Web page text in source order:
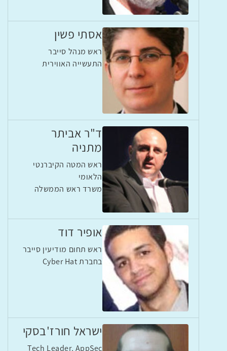
אסתי פשין
ראש מנהל סייבר
התעשייה האווירית
ד"ר אביתר
מתניה
ראש המטה הקיברנטי
הלאומי
משרד ראש הממשלה
אופיר דוד
ראש תחום מודיעין סייבר
בחברת Cyber Hat
ישראל חורז'בסקי
Tech Leader, AppSec